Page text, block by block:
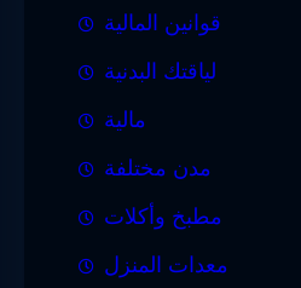
قوانين المالية
لياقتك البدنية
مالية
مدن مختلفة
مطبخ وأكلات
معدات المنزل